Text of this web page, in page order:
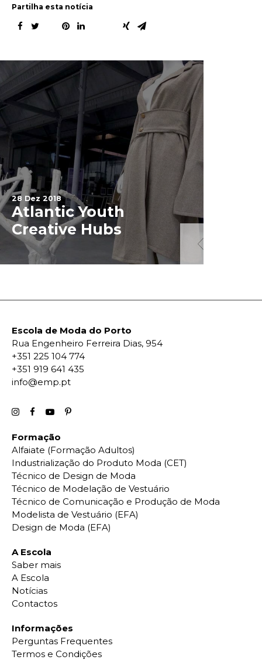
Partilha esta notícia
28 Dez 2018
Atlantic Youth
Creative Hubs
Escola de Moda do Porto
Rua Engenheiro Ferreira Dias, 954
+351 225 104 774
+351 919 641 435
info@emp.pt
Formação
Alfaiate (Formação Adultos)
Industrialização do Produto Moda (CET)
Técnico de Design de Moda
Técnico de Modelação de Vestuário
Técnico de Comunicação e Produção de Moda
Modelista de Vestuário (EFA)
Design de Moda (EFA)
A Escola
Saber mais
A Escola
Notícias
Contactos
Informações
Perguntas Frequentes
Termos e Condições